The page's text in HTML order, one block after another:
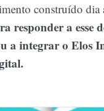
construído dia
responder a esse
a integrar o Elos